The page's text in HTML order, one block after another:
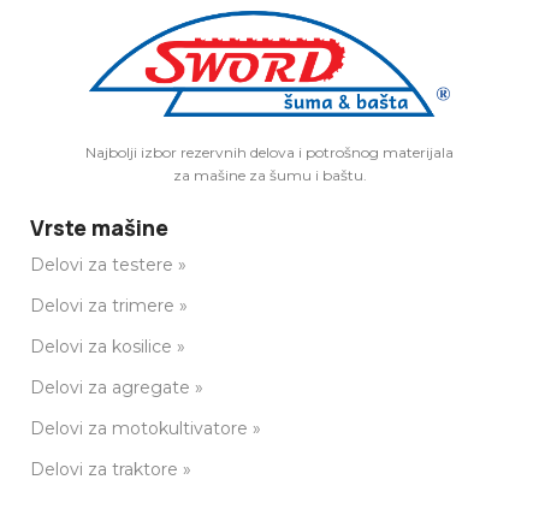
Najbolji izbor rezervnih delova i potrošnog materijala
za mašine za šumu i baštu.
Vrste mašine
Delovi za testere »
Delovi za trimere »
Delovi za kosilice »
Delovi za agregate »
Delovi za motokultivatore »
Delovi za traktore »